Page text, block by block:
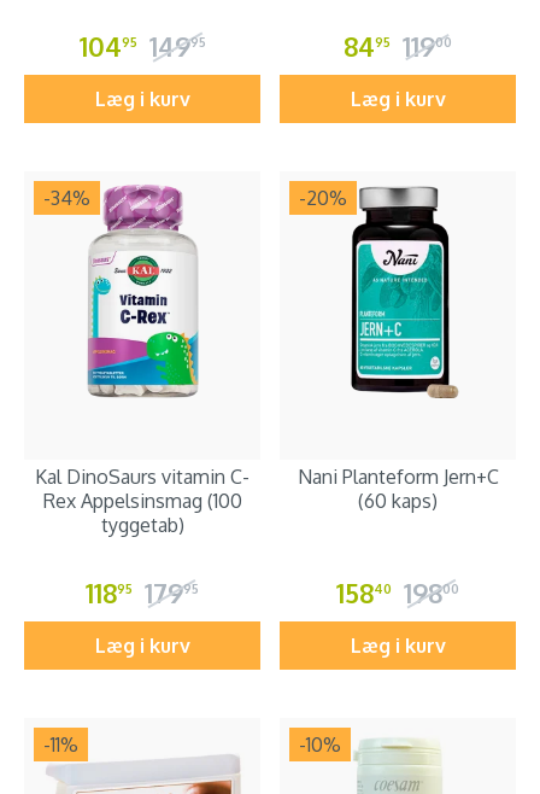
10495 14995
Læg i kurv
8495 11900
Læg i kurv
-34%
Kal DinoSaurs vitamin C-
Rex Appelsinsmag (100
tyggetab)
11895 17995
Læg i kurv
-20%
Nani Planteform Jern+C
(60 kaps)
15840 19800
Læg i kurv
-11% -10%